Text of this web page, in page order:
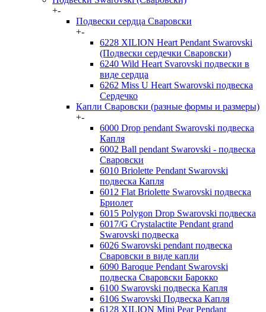
+-
Подвески сердца Сваровски
+-
6228 XILION Heart Pendant Swarovski
(Подвески сердечки Сваровски)
6240 Wild Heart Svarovski подвески в
виде сердца
6262 Miss U Heart Swarovski подвеска
Сердечко
Капли Сваровски (разные формы и размеры)
+-
6000 Drop pendant Swarovski подвеска
Капля
6002 Ball pendant Swarovski - подвеска
Сваровски
6010 Briolette Pendant Swarovski
подвеска Капля
6012 Flat Briolette Swarovski подвеска
Бриолет
6015 Polygon Drop Swarovski подвеска
6017/G Crystalactite Pendant grand
Swarovski подвеска
6026 Swarovski pendant подвеска
Сваровски в виде капли
6090 Baroque Pendant Swarovski
подвеска Сваровски Барокко
6100 Swarovski подвеска Капля
6106 Swarovski Подвеска Капля
6128 XILION Mini Pear Pendant